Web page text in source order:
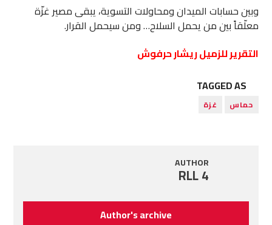
وبين حسابات الميدان ومحاولات التسوية، يبقى مصير غزّة
معلّقاً بين من يحمل السلاح… ومن سيحمل القرار.
التقرير للزميل ريشار حرفوش
TAGGED AS
حماس غزة
AUTHOR
RLL 4
Author's archive